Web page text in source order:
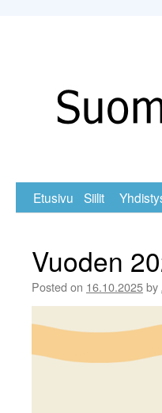
Skip
content
Etusivu Siilit
Vuoden
Posted on 16.10.2025by